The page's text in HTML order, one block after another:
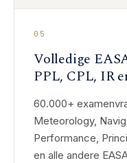
05
Volledige
PPL, CPL, IR
60.000+
Meteorology,
Performance,
en alle andere